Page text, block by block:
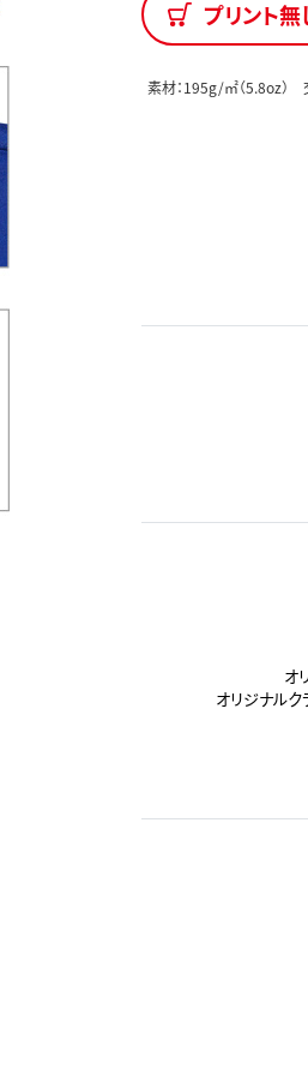
プリント無
素材：195g/㎡（5.8oz
オ
オリジナルク